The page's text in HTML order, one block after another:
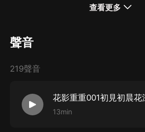
那就是一個巨大的錯誤。
述出女子內心最柔軟溫暖的故事，作
演播/后期：CV蟈蟈兔，單人有聲書
女的故事》、《女配修仙記》，廣播
查看更多
聲音
219聲音
花影重重001初見初晨花
13min